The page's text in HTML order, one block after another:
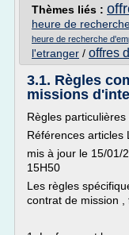
Thèmes liés :
heure de
heure de recherche
l'etranger / offres
3.1. Règles
missions
Règles
Références articles
mis à jour le 15/01/
15H50
Les règles
contrat de mission